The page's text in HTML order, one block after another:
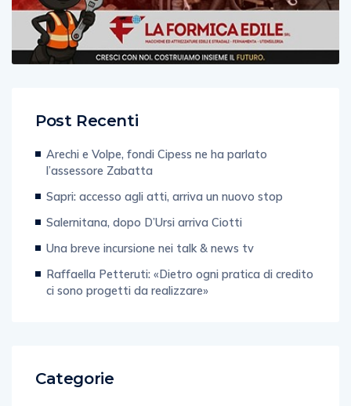
Post Recenti
Arechi e Volpe, fondi Cipess ne ha parlato
l’assessore Zabatta
Sapri: accesso agli atti, arriva un nuovo stop
Salernitana, dopo D’Ursi arriva Ciotti
Una breve incursione nei talk & news tv
Raffaella Petteruti: «Dietro ogni pratica di credito
ci sono progetti da realizzare»
Categorie